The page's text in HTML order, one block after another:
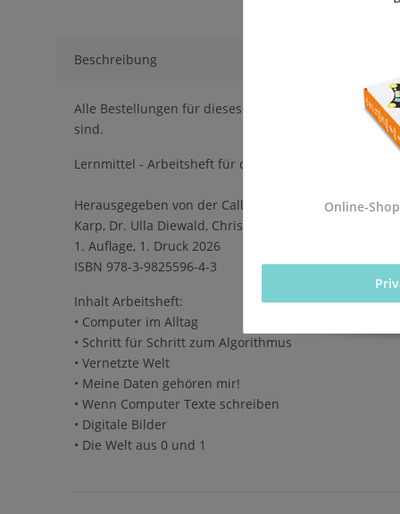
Beschreibung
Alle Bestellungen für dieses Produkt werden direkt
sind.
Lernmittel - Arbeitsheft für die Einführung des
Herausgegeben von der Calliope gGmbH in
Karp, Dr. Ulla Diewald, Christian Heinz, Oliver
1. Auflage, 1. Druck 2026
ISBN 978-3-9825596-4-3
Inhalt Arbeitsheft:
• Computer im Alltag
• Schritt für Schritt zum Algorithmus
• Vernetzte Welt
• Meine Daten gehören mir!
• Wenn Computer Texte schreiben
• Digitale Bilder
• Die Welt aus 0 und 1
Online-